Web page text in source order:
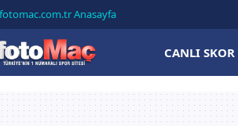
Anasayfa
CANLI SKOR